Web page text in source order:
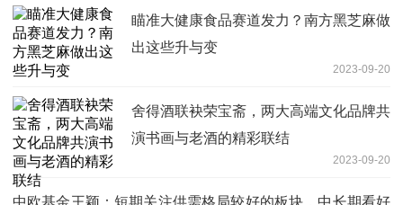
瞄准大健康食品赛道发力？南方黑芝麻做
出这些升与变
2023-09-20
舍得酒联袂荣宝斋，两大高端文化品牌共
演书画与老酒的精彩联结
2023-09-20
中欧基金王颖：短期关注供需格局较好的板块，中长期看好